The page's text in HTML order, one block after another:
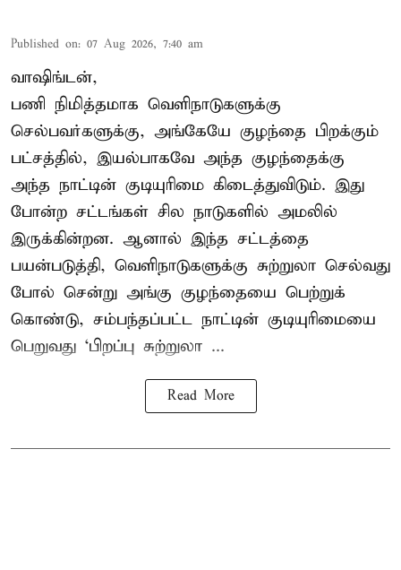
Published on: 07 Aug 2026, 7:40 am
வாஷிங்டன்,
பணி நிமித்தமாக வெளிநாடுகளுக்கு
செல்பவர்களுக்கு, அங்கேயே குழந்தை பிறக்கும்
பட்சத்தில், இயல்பாகவே அந்த குழந்தைக்கு
அந்த நாட்டின் குடியுரிமை கிடைத்துவிடும். இது
போன்ற சட்டங்கள் சில நாடுகளில் அமலில்
இருக்கின்றன. ஆனால் இந்த சட்டத்தை
பயன்படுத்தி, வெளிநாடுகளுக்கு சுற்றுலா செல்வது
போல் சென்று அங்கு குழந்தையை பெற்றுக்
கொண்டு, சம்பந்தப்பட்ட நாட்டின் குடியுரிமையை
பெறுவது ‘பிறப்பு சுற்றுலா ...
Read More